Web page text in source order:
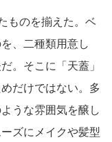
ものを揃えた。ベ
、二種類用意し
。そこに「天蓋」
だけではない。多
うな雰囲気を醸し
ズにメイクや髪型